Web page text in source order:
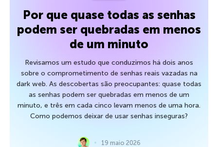
Por que quase todas as senhas
podem ser quebradas em menos
de um minuto
Revisamos um estudo que conduzimos há dois anos
sobre o comprometimento de senhas reais vazadas na
dark web. As descobertas são preocupantes: quase todas
as senhas podem ser quebradas em menos de um
minuto, e três em cada cinco levam menos de uma hora.
Como podemos deixar de usar senhas inseguras?
19 maio 2026